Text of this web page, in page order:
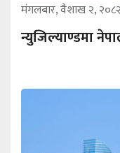
मंगलबार, वैशाख २, २०८२
न्युजिल्याण्डमा